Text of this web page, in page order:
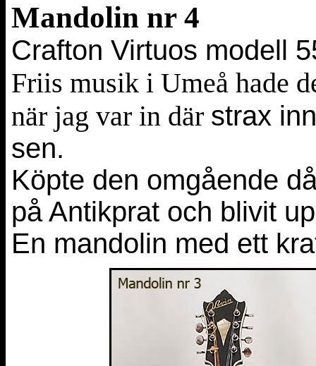
Mandolin nr 4
Crafton Virtuos modell
Friis musik i Umeå hade
när jag var in där strax
sen.
Köpte den omgående
på Antikprat och blivit
En mandolin med ett